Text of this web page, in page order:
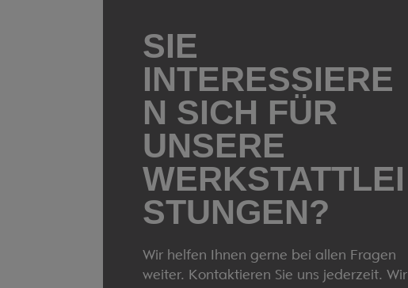
SIE
INTERESSIERE
N SICH FÜR
UNSERE
WERKSTATTLEI
STUNGEN?
Wir helfen Ihnen gerne bei allen Fragen
weiter. Kontaktieren Sie uns jederzeit. Wir